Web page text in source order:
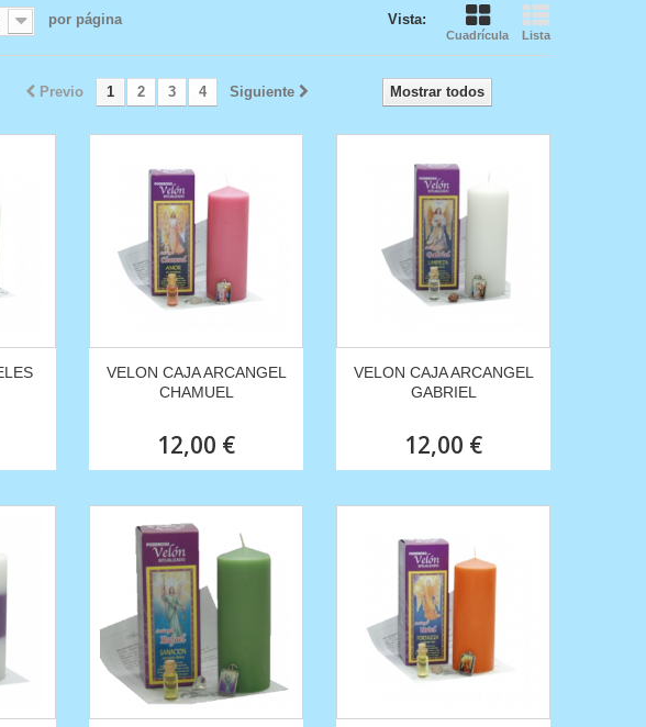
Vista:
Cuadrícula Lista
por página
Mostrar todos
Previo 1 2 3 4 Siguiente
VELON CAJA ARCANGEL
CHAMUEL
12,00 €
VELON CAJA ARCANGEL
GABRIEL
12,00 €